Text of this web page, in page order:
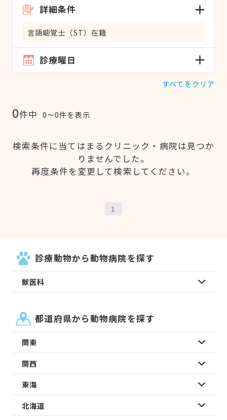
詳細条件
言語聴覚士（ST）在籍
診療曜日
すべてをクリア
0件中 0〜0件を表示
検索条件に当てはまるクリニック・病院は見つか
りませんでした。
再度条件を変更して検索してください。
1
診療動物から動物病院を探す
獣医科
都道府県から動物病院を探す
関東
関西
東海
北海道